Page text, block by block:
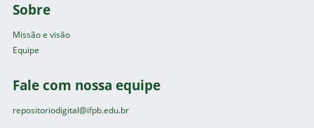
Sobre
Missão e visão
Equipe
Fale com nossa equipe
repositoriodigital@ifpb.edu.br